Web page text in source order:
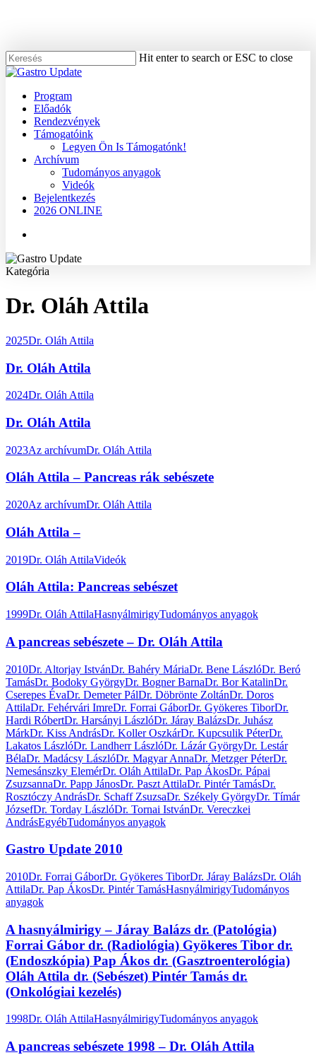
content
Hit enter to search or ESC to close
Close
Menu
Program
Előadók
Rendezvények
Támogatóink
Legyen Ön Is Támogatónk!
Archívum
Tudományos anyagok
Videók
Bejelentkezés
2026 ONLINE
Kategória
Dr. Oláh Attila
2025Dr. Oláh Attila
Dr. Oláh Attila
2024Dr. Oláh Attila
Dr. Oláh Attila
2023Az archívumDr. Oláh Attila
Oláh Attila – Pancreas rák sebészete
2020Az archívumDr. Oláh Attila
Oláh Attila –
2019Dr. Oláh AttilaVideók
Oláh Attila: Pancreas sebészet
1999Dr. Oláh AttilaHasnyálmirigyTudományos anyagok
A pancreas sebészete – Dr. Oláh Attila
2010Dr. Altorjay IstvánDr. Bahéry MáriaDr. Bene LászlóDr. Beró
TamásDr. Bodoky GyörgyDr. Bogner BarnaDr. Bor KatalinDr.
Cserepes ÉvaDr. Demeter PálDr. Döbrönte ZoltánDr. Doros
AttilaDr. Fehérvári ImreDr. Forrai GáborDr. Gyökeres TiborDr.
Hardi RóbertDr. Harsányi LászlóDr. Járay BalázsDr. Juhász
MárkDr. Kiss AndrásDr. Koller OszkárDr. Kupcsulik PéterDr.
Lakatos LászlóDr. Landherr LászlóDr. Lázár GyörgyDr. Lestár
BélaDr. Madácsy LászlóDr. Magyar AnnaDr. Metzger PéterDr.
Nemesánszky ElemérDr. Oláh AttilaDr. Pap ÁkosDr. Pápai
ZsuzsannaDr. Papp JánosDr. Paszt AttilaDr. Pintér TamásDr.
Rosztóczy AndrásDr. Schaff ZsuzsaDr. Székely GyörgyDr. Tímár
JózsefDr. Torday LászlóDr. Tornai IstvánDr. Vereczkei
AndrásEgyébTudományos anyagok
Gastro Update 2010
2010Dr. Forrai GáborDr. Gyökeres TiborDr. Járay BalázsDr. Oláh
AttilaDr. Pap ÁkosDr. Pintér TamásHasnyálmirigyTudományos
anyagok
A hasnyálmirigy – Járay Balázs dr. (Patológia)
Forrai Gábor dr. (Radiológia) Gyökeres Tibor dr.
(Endoszkópia) Pap Ákos dr. (Gasztroenterológia)
Oláh Attila dr. (Sebészet) Pintér Tamás dr.
(Onkológiai kezelés)
1998Dr. Oláh AttilaHasnyálmirigyTudományos anyagok
A pancreas sebészete 1998 – Dr. Oláh Attila